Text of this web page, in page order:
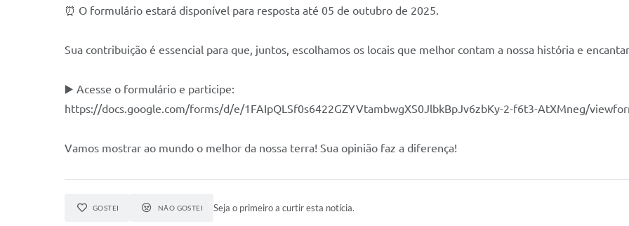
⏰ O formulário estará disponível para resposta até 05 de outubro de 2025.
Sua contribuição é essencial para que, juntos, escolhamos os locais que melhor contam a nossa história e
▶️ Acesse o formulário e participe:
https://docs.google.com/forms/d/e/1FAIpQLSf0s6422GZYVtambwgXS0JlbkBpJv6zbKy-2-f6t3-AtXMneg/
Vamos mostrar ao mundo o melhor da nossa terra! Sua opinião faz a diferença!
GOSTEI NÃO GOSTEI Seja o primeiro a curtir esta notícia.